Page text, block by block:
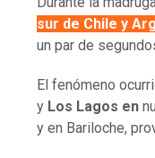
sur de Chile y
un par de
El fenómeno
y Los Lagos en
y en Bariloche,